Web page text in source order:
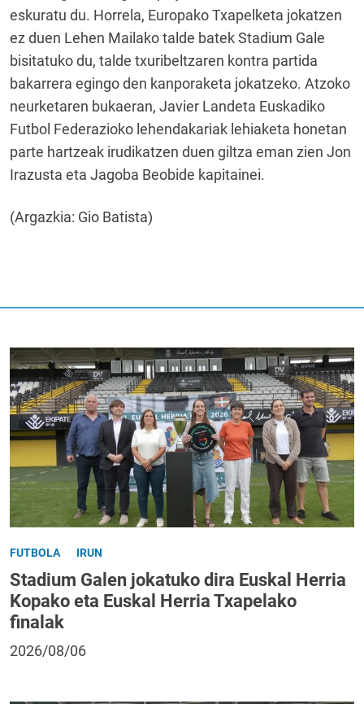
eskuratu du. Horrela, Europako Txapelketa jokatzen
ez duen Lehen Mailako talde batek Stadium Gale
bisitatuko du, talde txuribeltzaren kontra partida
bakarrera egingo den kanporaketa jokatzeko. Atzoko
neurketaren bukaeran, Javier Landeta Euskadiko
Futbol Federazioko lehendakariak lehiaketa honetan
parte hartzeak irudikatzen duen giltza eman zien Jon
Irazusta eta Jagoba Beobide kapitainei.
(Argazkia: Gio Batista)
FUTBOLA IRUN
Stadium Galen jokatuko dira Euskal Herria
Kopako eta Euskal Herria Txapelako
finalak
2026/08/06